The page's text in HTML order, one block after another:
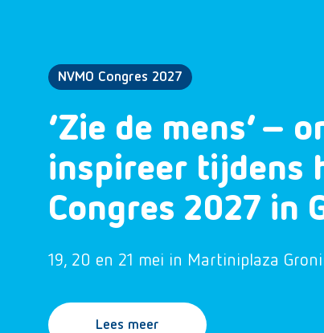
NVMO Congres 2027
‘Zie de mens’ –
inspireer tijdens
Congres 2027 in
19, 20 en 21 mei in Martiniplaza
Lees meer